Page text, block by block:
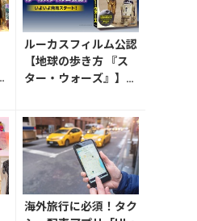
ルーカスフィルム公認
【地球の歩き方 『ス
ター・ウォーズ』】が
の特製リバーシブル帯
付き
海外旅行に必須！タク